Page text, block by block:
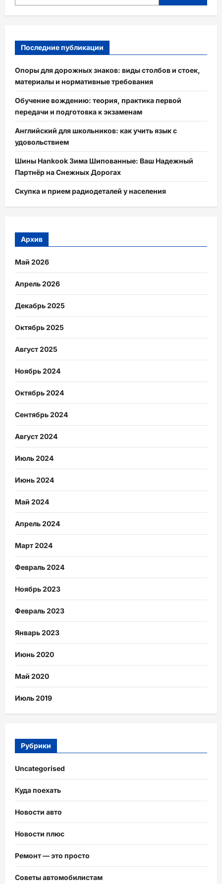
Последние публикации
Опоры для дорожных знаков: виды столбов и стоек,
материалы и нормативные требования
Обучение вождению: теория, практика первой
передачи и подготовка к экзаменам
Английский для школьников: как учить язык с
удовольствием
Шины Hankook Зима Шипованные: Ваш Надежный
Партнёр на Снежных Дорогах
Скупка и прием радиодеталей у населения
Архив
Май 2026
Апрель 2026
Декабрь 2025
Октябрь 2025
Август 2025
Ноябрь 2024
Октябрь 2024
Сентябрь 2024
Август 2024
Июль 2024
Июнь 2024
Май 2024
Апрель 2024
Март 2024
Февраль 2024
Ноябрь 2023
Февраль 2023
Январь 2023
Июнь 2020
Май 2020
Июль 2019
Рубрики
Uncategorised
Куда поехать
Новости авто
Новости плюс
Ремонт — это просто
Советы автомобилистам